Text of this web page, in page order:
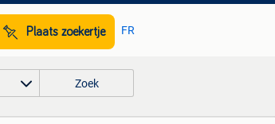
Plaats zoekertje FR
Zoek